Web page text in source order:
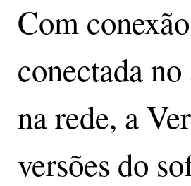
Com
conectada
na rede, a
versões do